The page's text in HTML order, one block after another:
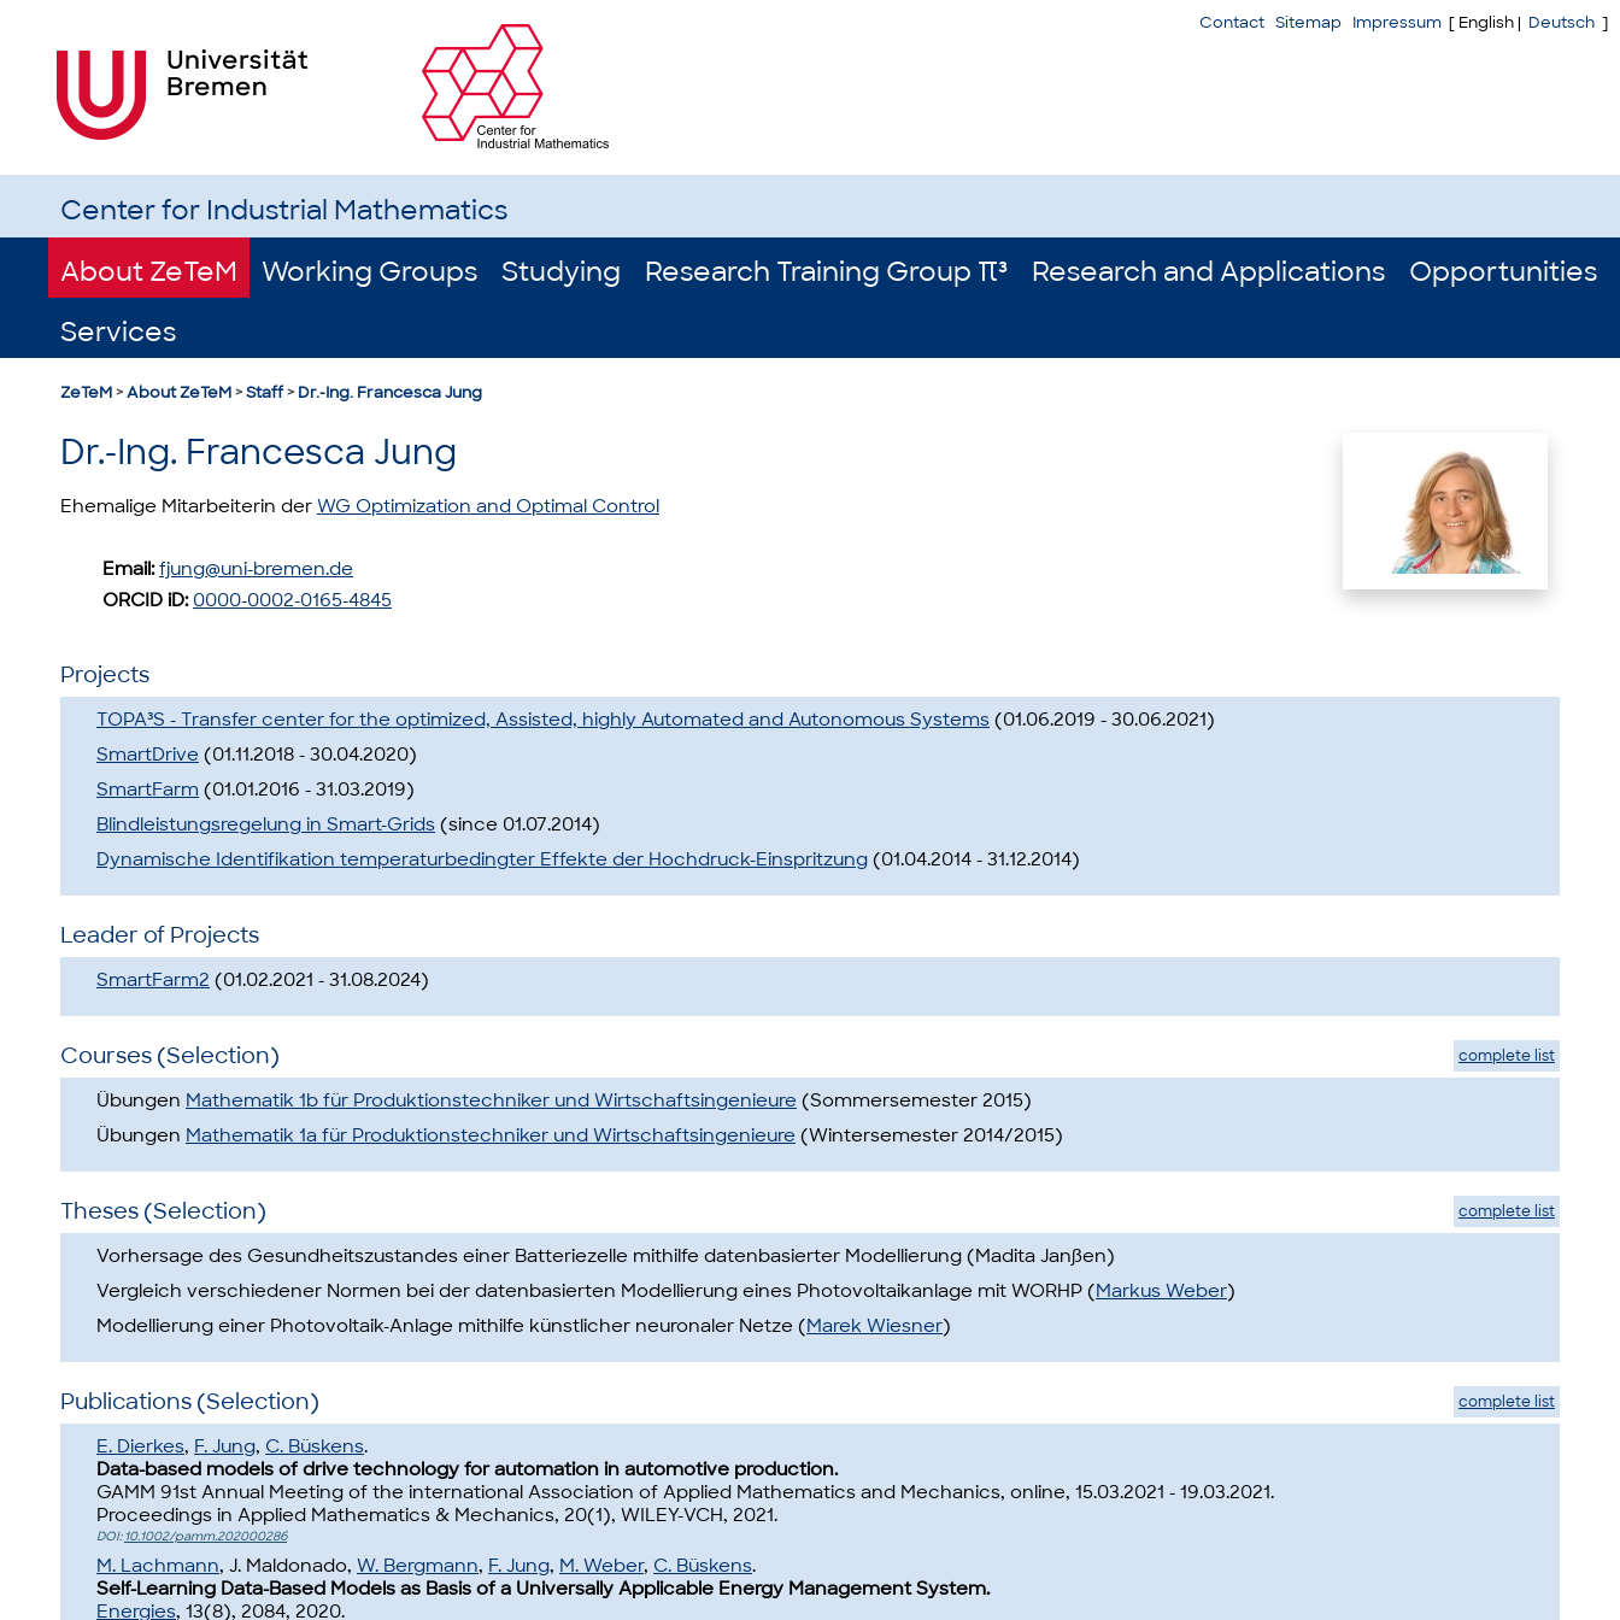
Center for Industrial Mathematics
About ZeTeM
Working Groups Studying Research Training Group π³ Research and Applications
Opportunities
Services
ZeTeM>About ZeTeM>Staff> Dr.-Ing. Francesca Jung
Contact Sitemap Impressum [ English | Deutsch ]
Dr.-Ing. Francesca Jung
Ehemalige Mitarbeiterin der WG Optimization and Optimal Control
Email: fjung@uni-bremen.de
ORCID iD: 0000-0002-0165-4845
Projects
TOPA³S - Transfer center for the optimized, Assisted, highly Automated and Autonomous Systems (01.06.2019 - 30.06.2021)
SmartDrive (01.11.2018 - 30.04.2020)
SmartFarm (01.01.2016 - 31.03.2019)
Blindleistungsregelung in Smart-Grids (since 01.07.2014)
Dynamische Identifikation temperaturbedingter Effekte der Hochdruck-Einspritzung (01.04.2014 - 31.12.2014)
Leader of Projects
SmartFarm2 (01.02.2021 - 31.08.2024)
Courses (Selection) complete list
Übungen Mathematik 1b für Produktionstechniker und Wirtschaftsingenieure (Sommersemester 2015)
Übungen Mathematik 1a für Produktionstechniker und Wirtschaftsingenieure (Wintersemester 2014/2015)
Theses (Selection) complete list
Vorhersage des Gesundheitszustandes einer Batteriezelle mithilfe datenbasierter Modellierung (Madita Janßen)
Vergleich verschiedener Normen bei der datenbasierten Modellierung eines Photovoltaikanlage mit WORHP (Markus Weber)
Modellierung einer Photovoltaik-Anlage mithilfe künstlicher neuronaler Netze (Marek Wiesner)
Publications (Selection) complete list
E. Dierkes, F. Jung, C. Büskens.
Data-based models of drive technology for automation in automotive production.
GAMM 91st Annual Meeting of the international Association of Applied Mathematics and Mechanics, online, 15.03.2021 - 19.03.2021.
Proceedings in Applied Mathematics & Mechanics, 20(1), WILEY-VCH, 2021.
DOI: 10.1002/pamm.202000286
M. Lachmann, J. Maldonado, W. Bergmann, F. Jung, M. Weber, C. Büskens.
Self-Learning Data-Based Models as Basis of a Universally Applicable Energy Management System.
Energies, 13(8), 2084, 2020.